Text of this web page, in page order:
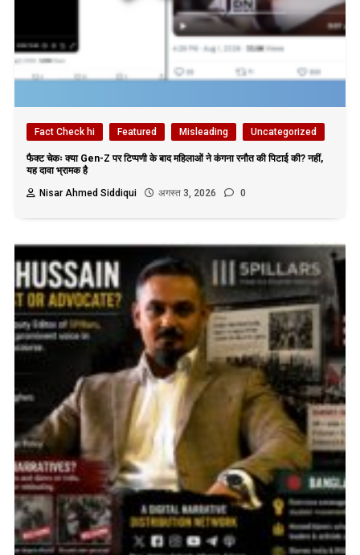
Fact Check hi Featured Misleading Uncategorized
फैक्ट चेकः क्या Gen-Z पर टिप्पणी के बाद महिलाओं ने कंगना रनौत की पिटाई की? नहीं,
यह दावा भ्रामक है
Nisar Ahmed Siddiqui
अगस्त 3, 2026 0